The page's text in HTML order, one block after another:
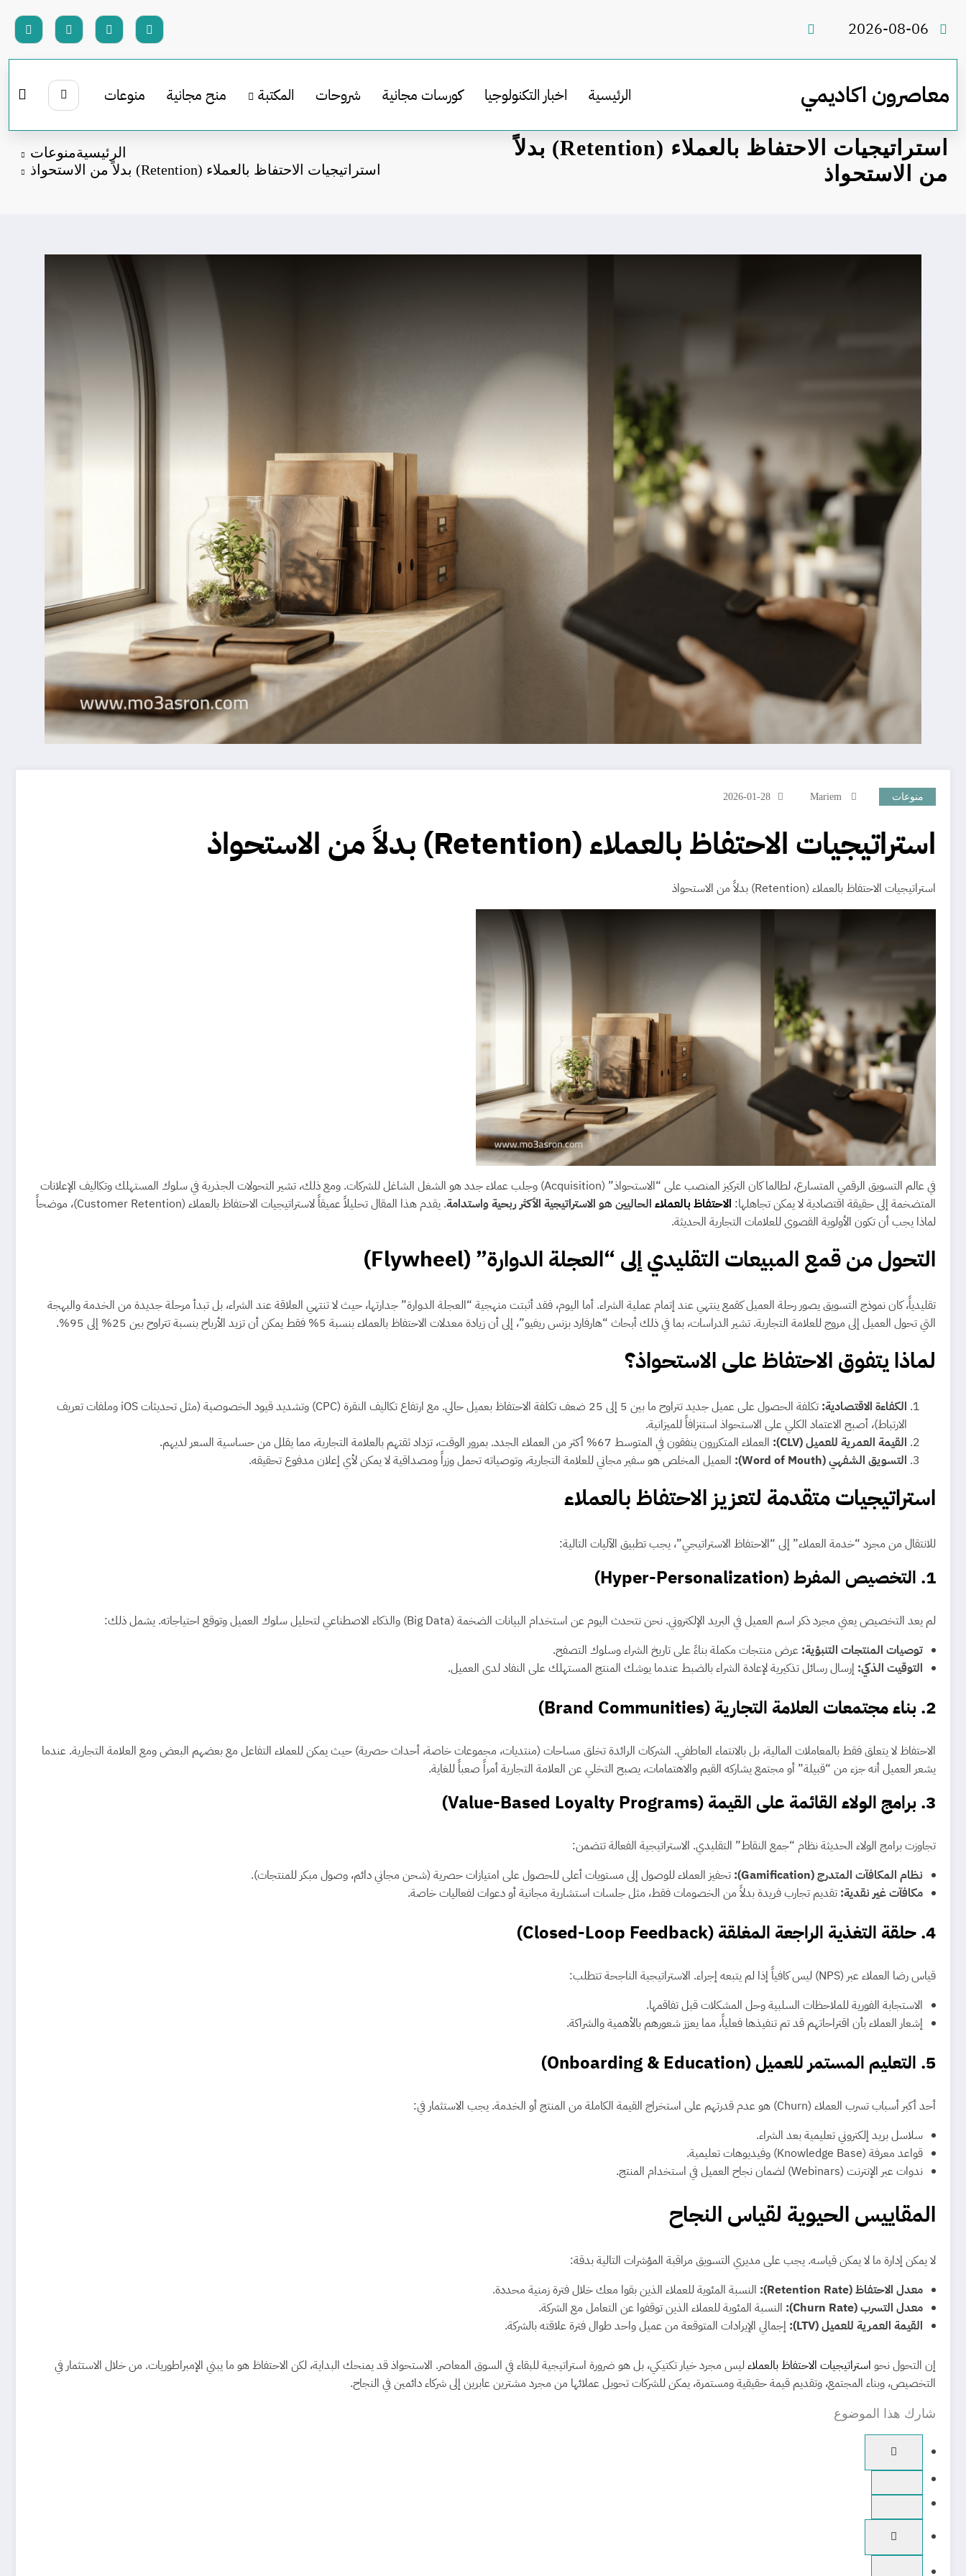
2026-08-06
معاصرون اكاديمي الرئيسية اخبار التكنولوجيا كورسات مجانية شروحات المكتبة منح مجانية منوعات
استراتيجيات الاحتفاظ بالعملاء (Retention) بدلاً
من الاستحواذ
الرئيسيةمنوعات
استراتيجيات الاحتفاظ بالعملاء (Retention) بدلاً من الاستحواذ
منوعات Mariem
2026-01-28
استراتيجيات الاحتفاظ بالعملاء (Retention) بدلاً من الاستحواذ
استراتيجيات الاحتفاظ بالعملاء (Retention) بدلاً من الاستحواذ
في عالم التسويق الرقمي المتسارع، لطالما كان التركيز المنصب على “الاستحواذ” (Acquisition) وجلب عملاء جدد هو الشغل الشاغل للشركات. ومع ذلك، تشير التحولات الجذرية في سلوك المستهلك وتكاليف الإعلانات
المتضخمة إلى حقيقة اقتصادية لا يمكن تجاهلها: الاحتفاظ بالعملاء الحاليين هو الاستراتيجية الأكثر ربحية واستدامة
. يقدم هذا المقال تحليلاً عميقاً لاستراتيجيات الاحتفاظ بالعملاء (Customer Retention)، موضحاً
لماذا يجب أن تكون الأولوية القصوى للعلامات التجارية الحديثة.
التحول من قمع المبيعات التقليدي إلى “العجلة الدوارة” (Flywheel)
تقليدياً، كان نموذج التسويق يصور رحلة العميل كقمع ينتهي عند إتمام عملية الشراء. أما اليوم، فقد أثبتت منهجية “العجلة الدوارة” جدارتها، حيث لا تنتهي العلاقة عند الشراء، بل تبدأ مرحلة جديدة من الخدمة والبهجة
التي تحول العميل إلى مروج للعلامة التجارية. تشير الدراسات، بما في ذلك أبحاث “هارفارد بزنس ريفيو”، إلى أن زيادة معدلات الاحتفاظ بالعملاء بنسبة 5% فقط يمكن أن تزيد الأرباح بنسبة تتراوح بين 25% إلى 95%.
لماذا يتفوق الاحتفاظ على الاستحواذ؟
الكفاءة الاقتصادية:
تكلفة الحصول على عميل جديد تتراوح ما بين 5 إلى 25 ضعف تكلفة الاحتفاظ بعميل حالي. مع ارتفاع تكاليف النقرة (CPC) وتشديد قيود الخصوصية (مثل تحديثات iOS وملفات تعريف
الارتباط)، أصبح الاعتماد الكلي على الاستحواذ استنزافاً للميزانية.
القيمة العمرية للعميل (CLV):
العملاء المتكررون ينفقون في المتوسط 67% أكثر من العملاء الجدد. بمرور الوقت، تزداد ثقتهم بالعلامة التجارية، مما يقلل من حساسية السعر لديهم.
التسويق الشفهي (Word of Mouth):
العميل المخلص هو سفير مجاني للعلامة التجارية، وتوصياته تحمل وزراً ومصداقية لا يمكن لأي إعلان مدفوع تحقيقه.
استراتيجيات متقدمة لتعزيز الاحتفاظ بالعملاء
للانتقال من مجرد “خدمة العملاء” إلى “الاحتفاظ الاستراتيجي”، يجب تطبيق الآليات التالية:
1. التخصيص المفرط (Hyper-Personalization)
لم يعد التخصيص يعني مجرد ذكر اسم العميل في البريد الإلكتروني. نحن نتحدث اليوم عن استخدام البيانات الضخمة (Big Data) والذكاء الاصطناعي لتحليل سلوك العميل وتوقع احتياجاته. يشمل ذلك:
توصيات المنتجات التنبؤية: عرض منتجات مكملة بناءً على تاريخ الشراء وسلوك التصفح.
التوقيت الذكي: إرسال رسائل تذكيرية لإعادة الشراء بالضبط عندما يوشك المنتج المستهلك على النفاد لدى العميل.
2. بناء مجتمعات العلامة التجارية (Brand Communities)
الاحتفاظ لا يتعلق فقط بالمعاملات المالية، بل بالانتماء العاطفي. الشركات الرائدة تخلق مساحات (منتديات، مجموعات خاصة، أحداث حصرية) حيث يمكن للعملاء التفاعل مع بعضهم البعض ومع العلامة التجارية. عندما
يشعر العميل أنه جزء من “قبيلة” أو مجتمع يشاركه القيم والاهتمامات، يصبح التخلي عن العلامة التجارية أمراً صعباً للغاية.
3. برامج الولاء القائمة على القيمة (Value-Based Loyalty Programs)
تجاوزت برامج الولاء الحديثة نظام “جمع النقاط” التقليدي. الاستراتيجية الفعالة تتضمن:
نظام المكافآت المتدرج (Gamification):
تحفيز العملاء للوصول إلى مستويات أعلى للحصول على امتيازات حصرية (شحن مجاني دائم، وصول مبكر للمنتجات).
مكافآت غير نقدية: تقديم تجارب فريدة بدلاً من الخصومات فقط، مثل جلسات استشارية مجانية أو دعوات لفعاليات خاصة.
4. حلقة التغذية الراجعة المغلقة (Closed-Loop Feedback)
قياس رضا العملاء عبر (NPS) ليس كافياً إذا لم يتبعه إجراء. الاستراتيجية الناجحة تتطلب:
الاستجابة الفورية للملاحظات السلبية وحل المشكلات قبل تفاقمها.
إشعار العملاء بأن اقتراحاتهم قد تم تنفيذها فعلياً، مما يعزز شعورهم بالأهمية والشراكة.
5. التعليم المستمر للعميل (Onboarding & Education)
أحد أكبر أسباب تسرب العملاء (Churn) هو عدم قدرتهم على استخراج القيمة الكاملة من المنتج أو الخدمة. يجب الاستثمار في:
سلاسل بريد إلكتروني تعليمية بعد الشراء.
قواعد معرفة (Knowledge Base) وفيديوهات تعليمية.
ندوات عبر الإنترنت (Webinars) لضمان نجاح العميل في استخدام المنتج.
المقاييس الحيوية لقياس النجاح
لا يمكن إدارة ما لا يمكن قياسه. يجب على مديري التسويق مراقبة المؤشرات التالية بدقة:
معدل الاحتفاظ (Retention Rate):
النسبة المئوية للعملاء الذين بقوا معك خلال فترة زمنية محددة.
معدل التسرب (Churn Rate):
النسبة المئوية للعملاء الذين توقفوا عن التعامل مع الشركة.
القيمة العمرية للعميل (LTV):
إجمالي الإيرادات المتوقعة من عميل واحد طوال فترة علاقته بالشركة.
إن التحول نحو استراتيجيات الاحتفاظ بالعملاء ليس مجرد خيار تكتيكي، بل هو ضرورة استراتيجية للبقاء في السوق المعاصر. الاستحواذ قد يمنحك البداية، لكن الاحتفاظ هو ما يبني الإمبراطوريات. من خلال الاستثمار في
التخصيص، وبناء المجتمع، وتقديم قيمة حقيقية ومستمرة، يمكن للشركات تحويل عملائها من مجرد مشترين عابرين إلى شركاء دائمين في النجاح.
شارك هذا الموضوع